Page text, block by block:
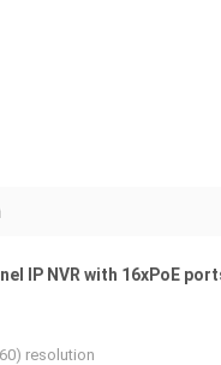
IP NVR with 16xPoE
resolution